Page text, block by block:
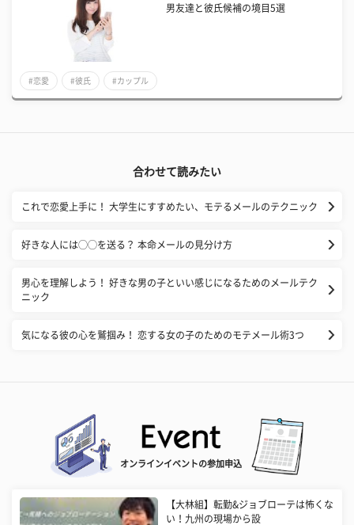
男友達と彼氏候補の境目5選
#恋愛 #彼氏 #カップル
合わせて読みたい
これで恋愛上手に！ 大学生にすすめたい、モテるメールのテクニック
好きな人には◯◯を送る？ 本命メールの見分け方
男心を理解しよう！ 好きな男の子といい感じになるためのメールテク
ニック
気になる彼の心を鷲掴み！ 恋する女の子のためのモテメール術3つ
オンラインイベントの参加申込
【大林組】転勤&ジョブローテは怖くな
い！九州の現場から設